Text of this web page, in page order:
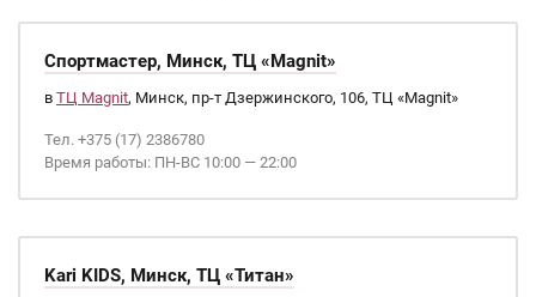
Спортмастер, Минск, ТЦ «Magnit»
в ТЦ Magnit, Минск, пр-т Дзержинского, 106, ТЦ «Magnit»
Тел. +375 (17) 2386780
Время работы: ПН-ВС 10:00 — 22:00
Kari KIDS, Минск, ТЦ «Титан»